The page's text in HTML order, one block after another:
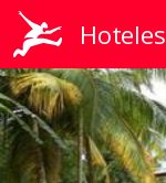
Hoteles